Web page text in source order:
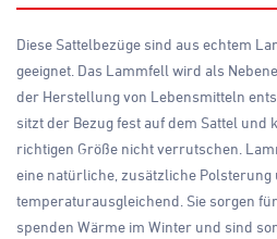
Diese Sattelbezüge sind aus echtem
geeignet. Das Lammfell wird als
der Herstellung von Lebensmitteln
sitzt der Bezug fest auf dem Sattel und
richtigen Größe nicht verrutschen.
eine natürliche, zusätzliche Polsterung
temperaturausgleichend. Sie sorgen
spenden Wärme im Winter und sind